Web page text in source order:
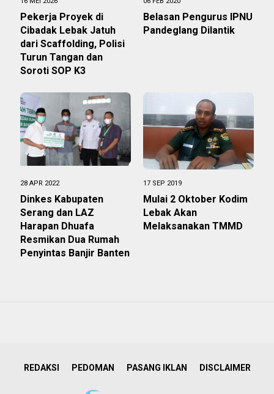
Pekerja Proyek di
Cibadak Lebak Jatuh
dari Scaffolding, Polisi
Turun Tangan dan
Soroti SOP K3
Belasan Pengurus IPNU
Pandeglang Dilantik
28 APR 2022
Dinkes Kabupaten
Serang dan LAZ
Harapan Dhuafa
Resmikan Dua Rumah
Penyintas Banjir Banten
17 SEP 2019
Mulai 2 Oktober Kodim
Lebak Akan
Melaksanakan TMMD
REDAKSI PEDOMAN PASANG IKLAN DISCLAIMER